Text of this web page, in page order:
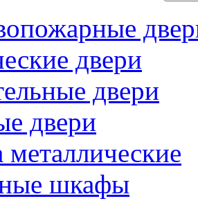
двери
двери
двери
металлические
шкафы